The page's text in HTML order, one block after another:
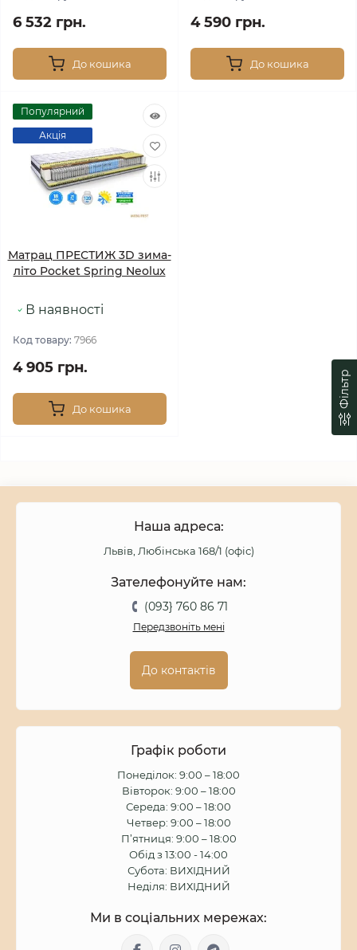
Фільтр
6 532 грн.
До кошика
4 590 грн.
До кошика
Популярний
Акція
Матрац ПРЕСТИЖ 3D зима-
літо Pocket Spring Neolux
В наявності
Код товару: 7966
4 905 грн.
До кошика
Наша адреса:
Львів, Любінська 168/1 (офіс)
Зателефонуйте нам:
(093} 760 86 71
Передзвоніть мені
До контактів
Графік роботи
Понеділок: 9:00 – 18:00
Вівторок: 9:00 – 18:00
Середа: 9:00 – 18:00
Четвер: 9:00 – 18:00
П’ятниця: 9:00 – 18:00
Обід з 13:00 - 14:00
Субота: ВИХІДНИЙ
Неділя: ВИХІДНИЙ
Ми в соціальних мережах: